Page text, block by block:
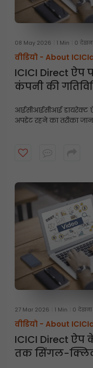
08 May 2026 1 Min 0
वीडियो - About
ICICI Direct ऐप
कंपनी की
आईसीआईसीआई डायरेक्ट
अपडेट रहने का तरीका
27 Mar 2026 1 Min 0 देखना
वीडियो - About
ICICI Direct ऐप
तक सिंगल-